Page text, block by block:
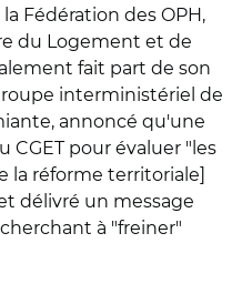
Fédération des OPH,
du Logement et de
fait part de son
interministériel de
annoncé qu'une
CGET pour évaluer "les
la réforme territoriale]
délivré un message
à "freiner"